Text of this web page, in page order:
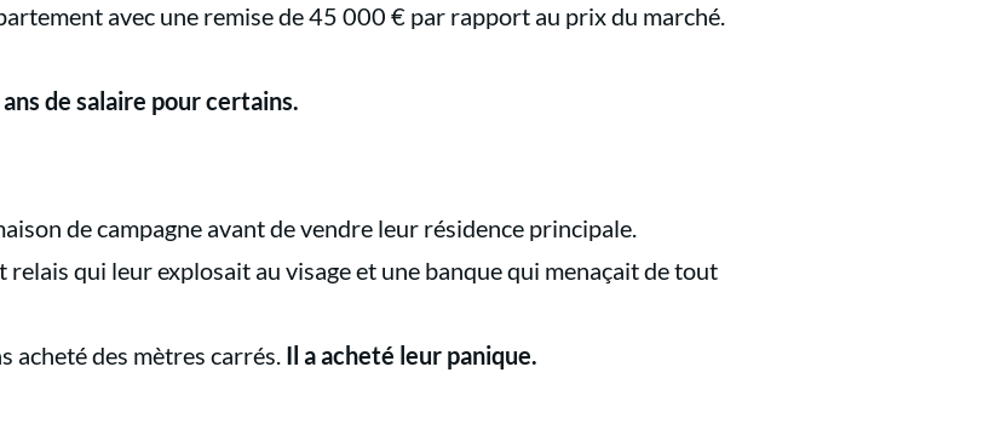
avec une remise de 45 000 € par rapport au prix du marché.
de salaire pour certains.
de campagne avant de vendre leur résidence principale.
qui leur explosait au visage et une banque qui menaçait de tout
acheté des mètres carrés. Il a acheté leur panique.